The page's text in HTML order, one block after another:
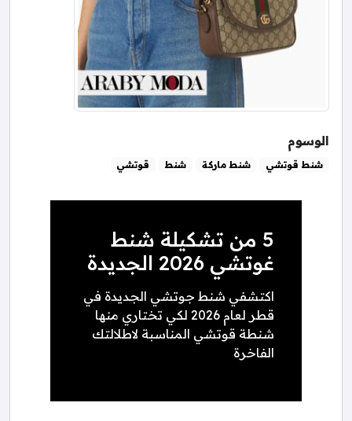
الوسوم
شنط قوتشي شنط ماركة شنط قوتشي
5 من تشكيلة شنط
غوتشي 2026 الجديدة
اكتشفي شنط جوتشي الجديدة في
قطر لعام 2026 لكي تختاري منها
شنطة قوتشي المناسبة لاطلالتك
الفاخرة